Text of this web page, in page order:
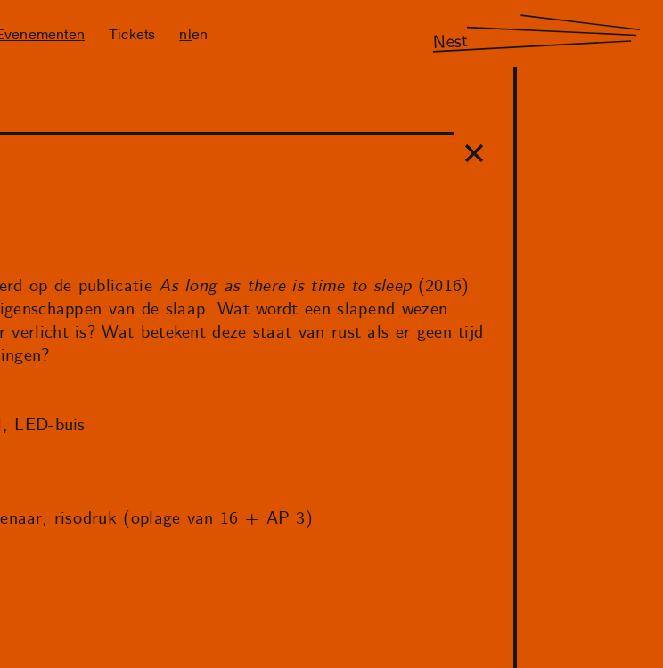
Tickets nl en Nest
op de publicatieAs long as there is time to sleep(2016)
van de slaap. Wat wordt een slapend wezen
verlicht is? Wat betekent deze staat van rust als er geen tijd
LED-buis
risodruk (oplage van 16 + AP 3)